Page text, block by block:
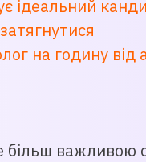
ідеальний
на годину від
важливою